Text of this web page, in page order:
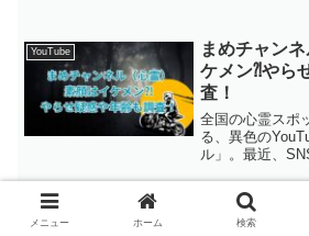
気になりますね
生である中の人
ビさんの魅力に
YouTube
まめチャン
ケメン⁈やら
査！
全国の心霊スポ
る、異色の
ル」。最近、
ル」「心霊」「
キーワードで検
せん。この記事
コーラのこ
メニュー ホーム 検索